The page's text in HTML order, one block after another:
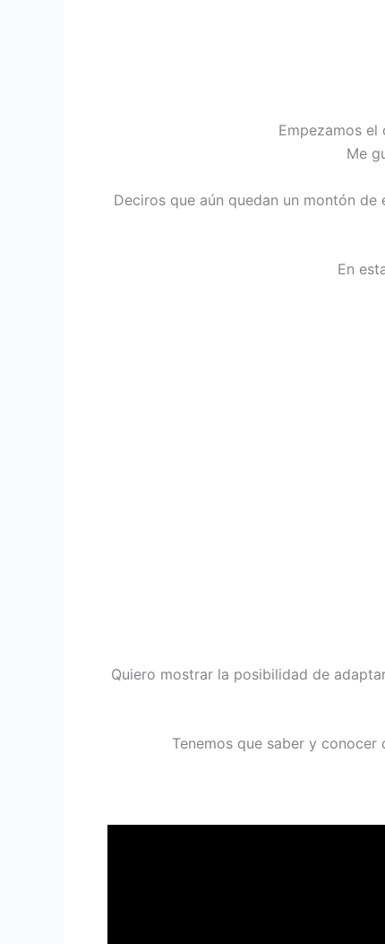
Empezamos
Me
Deciros que aún quedan un montón
En
Quiero mostrar la posibilidad de
Tenemos que saber y